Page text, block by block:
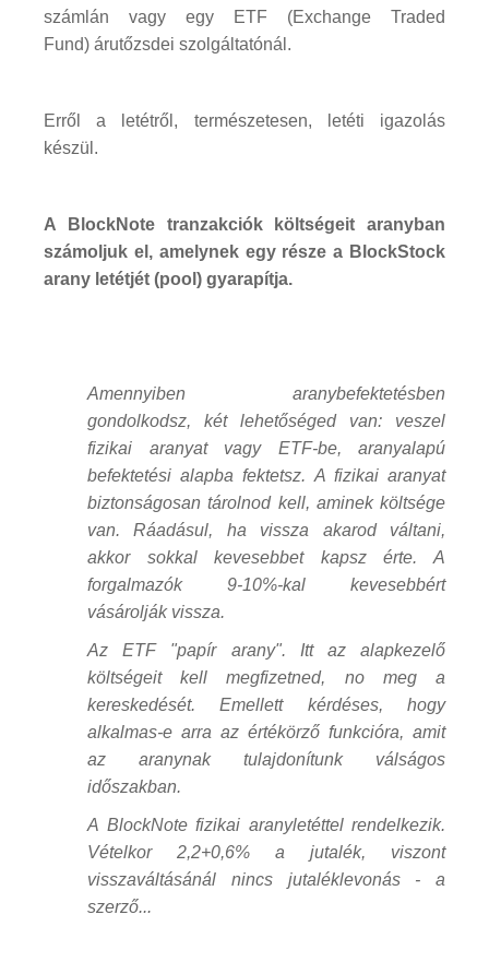
számlán vagy egy ETF (Exchange Traded
Fund) árutőzsdei szolgáltatónál.
Erről a letétről, természetesen, letéti igazolás
készül.
A BlockNote tranzakciók költségeit aranyban
számoljuk el, amelynek egy része a BlockStock
arany letétjét (pool) gyarapítja.
Amennyiben aranybefektetésben
gondolkodsz, két lehetőséged van: veszel
fizikai aranyat vagy ETF-be, aranyalapú
befektetési alapba fektetsz. A fizikai aranyat
biztonságosan tárolnod kell, aminek költsége
van. Ráadásul, ha vissza akarod váltani,
akkor sokkal kevesebbet kapsz érte. A
forgalmazók 9-10%-kal kevesebbért
vásárolják vissza.
Az ETF "papír arany". Itt az alapkezelő
költségeit kell megfizetned, no meg a
kereskedését. Emellett kérdéses, hogy
alkalmas-e arra az értékörző funkcióra, amit
az aranynak tulajdonítunk válságos
időszakban.
A BlockNote fizikai aranyletéttel rendelkezik.
Vételkor 2,2+0,6% a jutalék, viszont
visszaváltásánál nincs jutaléklevonás - a
szerző...